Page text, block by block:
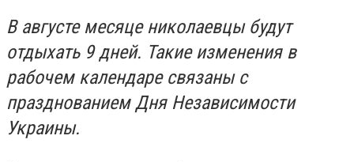
В августе месяце николаевцы будут
отдыхать 9 дней. Такие изменения в
рабочем календаре связаны с
празднованием Дня Независимости
Украины.